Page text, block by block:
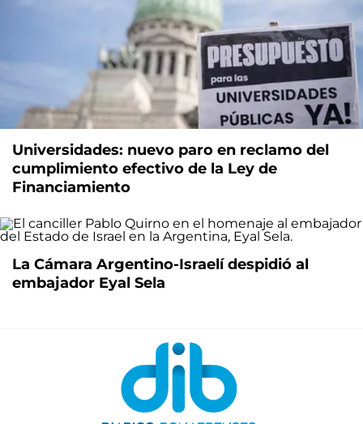
Universidades: nuevo paro en reclamo del
cumplimiento efectivo de la Ley de
Financiamiento
La Cámara Argentino-Israelí despidió al
embajador Eyal Sela